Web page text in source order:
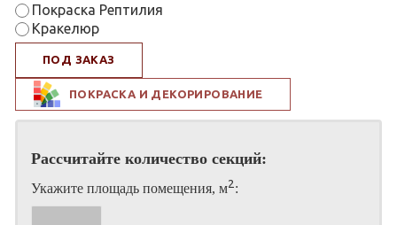
Покраска Рептилия
Кракелюр
ПОД ЗАКАЗ
ПОКРАСКА И ДЕКОРИРОВАНИЕ
Рассчитайте количество секций:
Укажите площадь помещения, м2 :